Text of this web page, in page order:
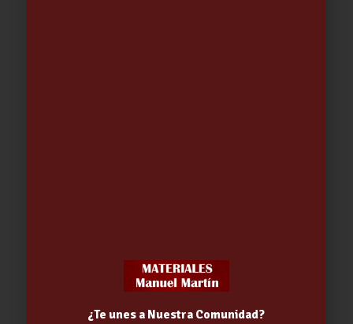
49.43€
¿Te unes a Nuestra Comunidad?